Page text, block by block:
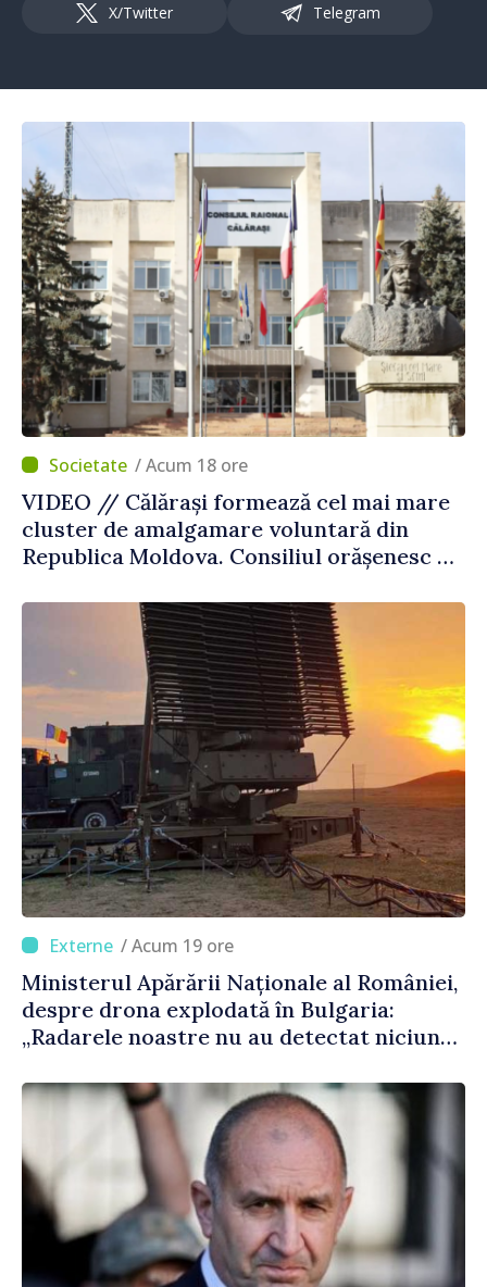
X/Twitter Telegram
/ Acum 18 ore
VIDEO // Călărași formează cel mai mare
cluster de amalgamare voluntară din
Republica Moldova. Consiliul orășenesc a
/ Acum 19 ore
Ministerul Apărării Naționale al României,
despre drona explodată în Bulgaria:
„Radarele noastre nu au detectat niciun